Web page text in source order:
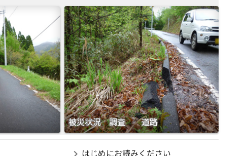
被災状況 調査 道路
はじめにお読みください